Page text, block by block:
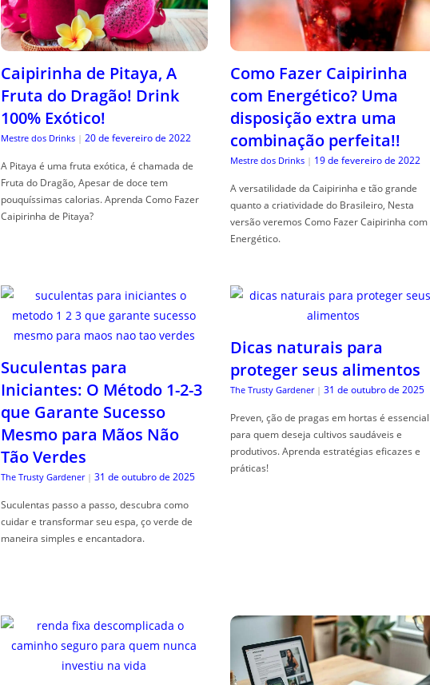
Caipirinha de Pitaya, A
Fruta do Dragão! Drink
100% Exótico!
Mestre dos Drinks | 20 de fevereiro de 2022
A Pitaya é uma fruta exótica, é chamada de
Fruta do Dragão, Apesar de doce tem
pouquíssimas calorias. Aprenda Como Fazer
Caipirinha de Pitaya?
Como Fazer Caipirinha
com Energético? Uma
disposição extra uma
combinação perfeita!!
Mestre dos Drinks | 19 de fevereiro de 2022
A versatilidade da Caipirinha e tão grande
quanto a criatividade do Brasileiro, Nesta
versão veremos Como Fazer Caipirinha com
Energético.
Suculentas para
Iniciantes: O Método 1-2-3
que Garante Sucesso
Mesmo para Mãos Não
Tão Verdes
The Trusty Gardener | 31 de outubro de 2025
Suculentas passo a passo, descubra como
cuidar e transformar seu espa, ço verde de
maneira simples e encantadora.
Dicas naturais para
proteger seus alimentos
The Trusty Gardener | 31 de outubro de 2025
Preven, ção de pragas em hortas é essencial
para quem deseja cultivos saudáveis e
produtivos. Aprenda estratégias eficazes e
práticas!